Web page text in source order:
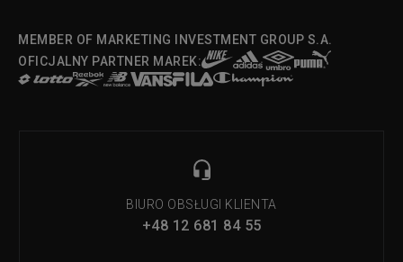
MEMBER OF MARKETING INVESTMENT GROUP S.A.
OFICJALNY PARTNER MAREK:
BIURO OBSŁUGI KLIENTA
+48 12 681 84 55